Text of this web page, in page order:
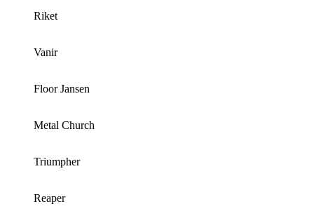
Riket
Vanir
Floor Jansen
Metal Church
Triumpher
Reaper